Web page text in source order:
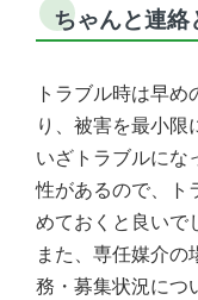
ちゃんと連絡
トラブル時は早
り、被害を最小限
いざトラブルにな
性があるので、ト
めておくと良いで
また、専任媒介の
務・募集状況につ